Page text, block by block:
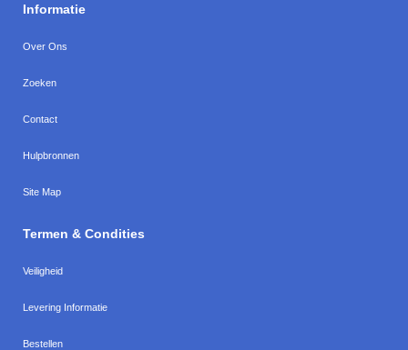
Informatie
Over Ons
Zoeken
Contact
Hulpbronnen
Site Map
Termen & Condities
Veiligheid
Levering Informatie
Bestellen